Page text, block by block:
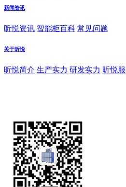
新闻资讯
昕悦资讯 智能柜百科 常见问题
关于昕悦
昕悦简介 生产实力 研发实力 昕悦